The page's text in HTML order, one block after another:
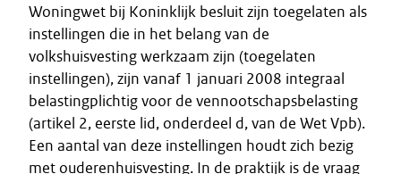
Woningwet bij Koninklijk besluit zijn toegelaten als
instellingen die in het belang van de
volkshuisvesting werkzaam zijn (toegelaten
instellingen), zijn vanaf 1 januari 2008 integraal
belastingplichtig voor de vennootschapsbelasting
(artikel 2, eerste lid, onderdeel d, van de Wet Vpb).
Een aantal van deze instellingen houdt zich bezig
met ouderenhuisvesting. In de praktijk is de vraag